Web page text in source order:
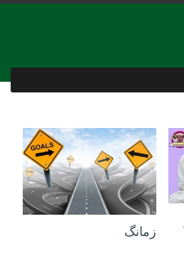
07 فوریه 2021
زمانگ